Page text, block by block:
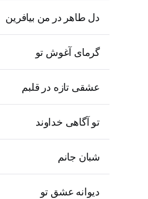
دل طاهر در من بیافرین
گرمای آغوش تو
عشقی تازه در قلبم
تو آگاهی خداوند
شبان جانم
دیوانه عشق تو